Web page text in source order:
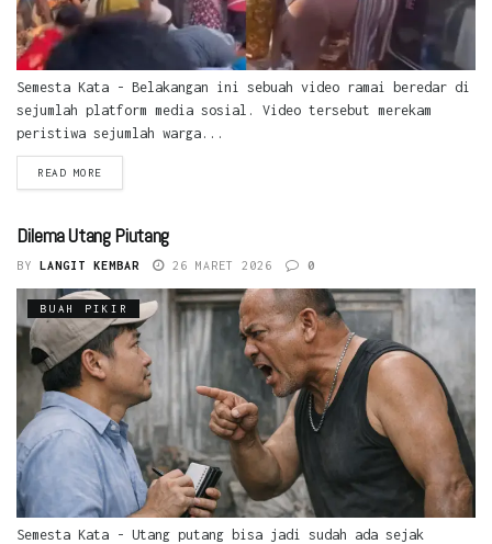
Semesta Kata - Belakangan ini sebuah video ramai beredar di
sejumlah platform media sosial. Video tersebut merekam
peristiwa sejumlah warga...
READ MORE
Dilema Utang Piutang
BY LANGIT KEMBAR 26 MARET 2026 0
BUAH PIKIR
Semesta Kata - Utang putang bisa jadi sudah ada sejak